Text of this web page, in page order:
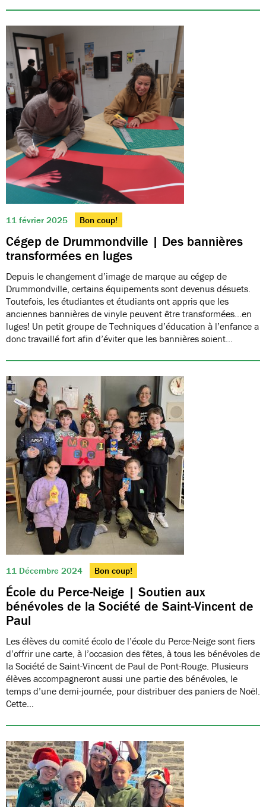
11 février 2025 Bon coup!
Cégep de Drummondville | Des bannières
transformées en luges
Depuis le changement d’image de marque au cégep de
Drummondville, certains équipements sont devenus désuets.
Toutefois, les étudiantes et étudiants ont appris que les
anciennes bannières de vinyle peuvent être transformées…en
luges! Un petit groupe de Techniques d’éducation à l’enfance a
donc travaillé fort afin d’éviter que les bannières soient…
11 Décembre 2024 Bon coup!
École du Perce-Neige | Soutien aux
bénévoles de la Société de Saint-Vincent de
Paul
Les élèves du comité écolo de l’école du Perce-Neige sont fiers
d’offrir une carte, à l’occasion des fêtes, à tous les bénévoles de
la Société de Saint-Vincent de Paul de Pont-Rouge. Plusieurs
élèves accompagneront aussi une partie des bénévoles, le
temps d’une demi-journée, pour distribuer des paniers de Noël.
Cette…